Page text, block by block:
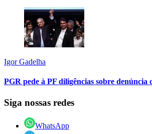
Igor Gadelha
PGR pede à PF diligências sobre denúncia
Siga nossas redes
WhatsApp